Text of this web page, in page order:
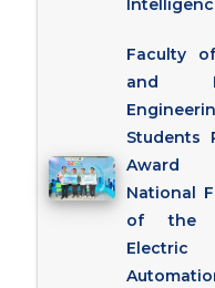
Faculty
and
Students
National
of the